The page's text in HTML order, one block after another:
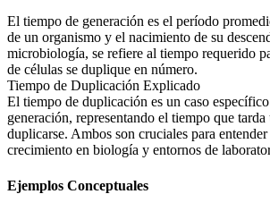
El tiempo de generación es el período
de un organismo y el nacimiento de su
microbiología, se refiere al tiempo requerido
de células se duplique en número.
Tiempo de Duplicación Explicado
El tiempo de duplicación es un caso
generación, representando el tiempo que
duplicarse. Ambos son cruciales para entender
crecimiento en biología y entornos de
Ejemplos Conceptuales